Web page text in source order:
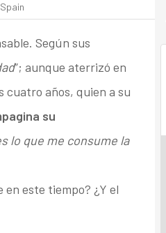
Según sus
”; aunque aterrizó en
cuatro años, quien a su
su
lo que me consume la
en este tiempo? ¿Y el